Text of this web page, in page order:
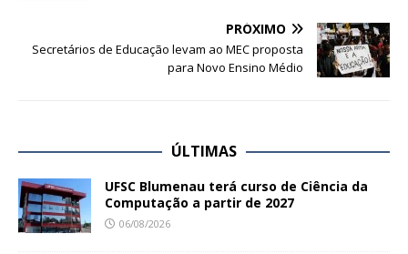
PRÓXIMO
Secretários de Educação levam ao MEC proposta
para Novo Ensino Médio
ÚLTIMAS
UFSC Blumenau terá curso de Ciência da
Computação a partir de 2027
06/08/2026